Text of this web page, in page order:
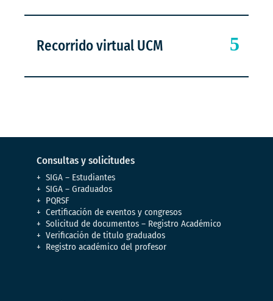
Recorrido virtual UCM
Consultas y solicitudes
SIGA – Estudiantes
SIGA – Graduados
PQRSF
Certificación de eventos y congresos
Solicitud de documentos – Registro Académico
Verificación de titulo graduados
Registro académico del profesor